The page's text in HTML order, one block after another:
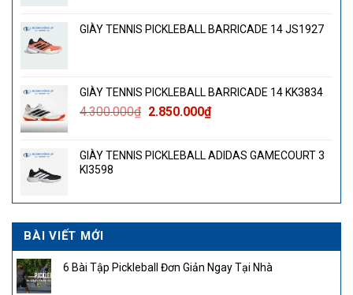
GIÀY TENNIS PICKLEBALL BARRICADE 14 JS1927
GIÀY TENNIS PICKLEBALL BARRICADE 14 KK3834
4.300.000₫ Giá
4.300.000₫.
2.850.000₫Giá
là:
GIÀY TENNIS PICKLEBALL ADIDAS GAMECOURT 3
KI3598
BÀI VIẾT MỚI
6 Bài Tập Pickleball Đơn Giản Ngay Tại Nhà